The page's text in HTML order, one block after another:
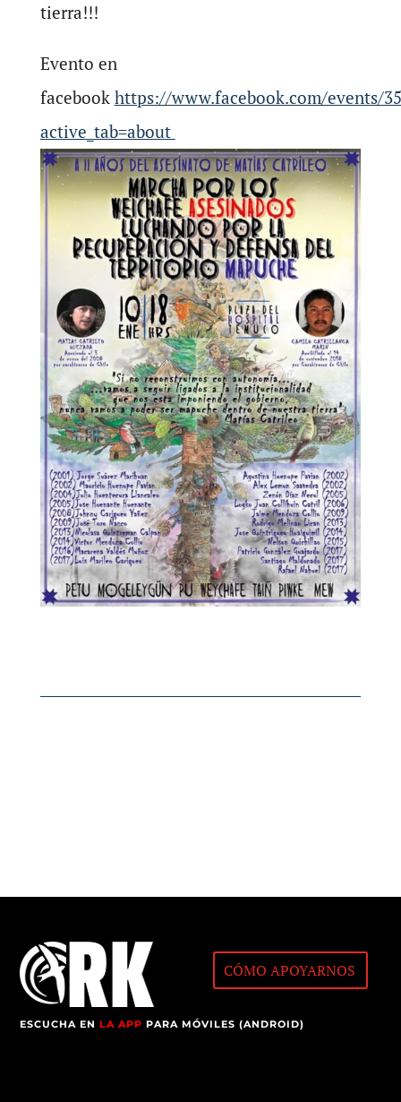
tierra!!!
Evento en
facebook https://www.facebook.com/events/
active_tab=about
CÓMO APOYARNOS
ESCUCHA ENLA APP PARA MÓVILES (ANDROID)